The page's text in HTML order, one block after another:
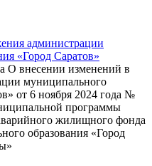
администрации
«Город Саратов»
О внесении изменений в
муниципального
от 6 ноября 2024 года №
программы
жилищного фонда
образования «Город